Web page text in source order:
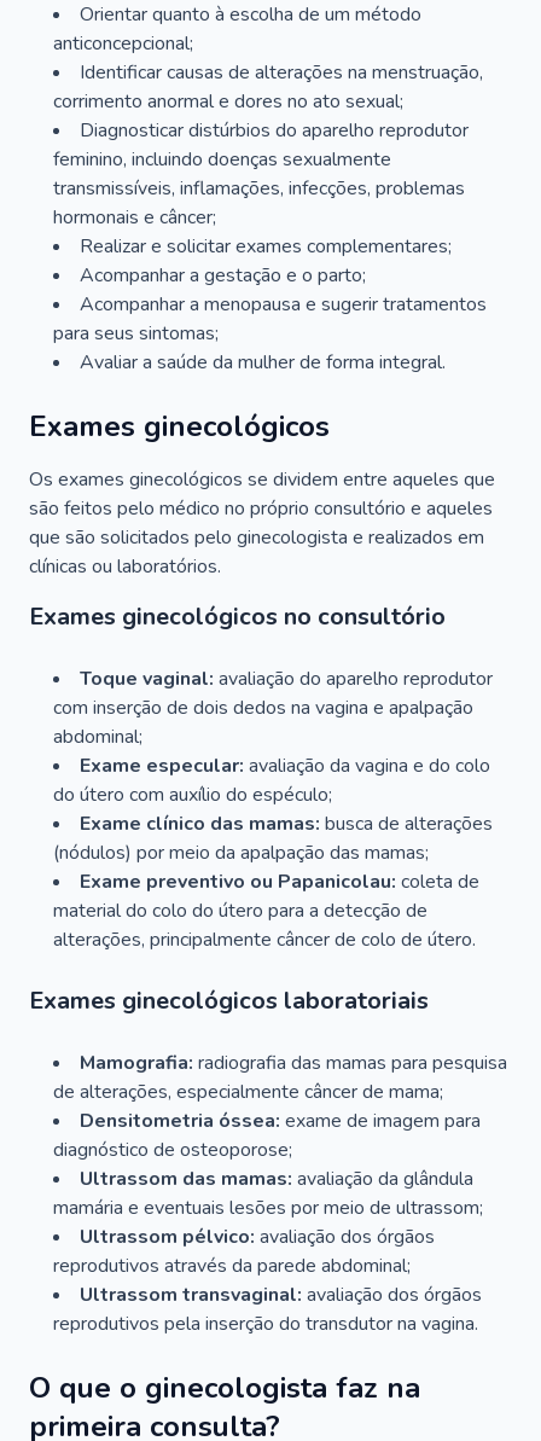
Orientar quanto à escolha de um método
anticoncepcional;
Identificar causas de alterações na menstruação,
corrimento anormal e dores no ato sexual;
Diagnosticar distúrbios do aparelho reprodutor
feminino, incluindo doenças sexualmente
transmissíveis, inflamações, infecções, problemas
hormonais e câncer;
Realizar e solicitar exames complementares;
Acompanhar a gestação e o parto;
Acompanhar a menopausa e sugerir tratamentos
para seus sintomas;
Avaliar a saúde da mulher de forma integral.
Exames ginecológicos
Os exames ginecológicos se dividem entre aqueles que
são feitos pelo médico no próprio consultório e aqueles
que são solicitados pelo ginecologista e realizados em
clínicas ou laboratórios.
Exames ginecológicos no consultório
Toque vaginal: avaliação do aparelho reprodutor
com inserção de dois dedos na vagina e apalpação
abdominal;
Exame especular: avaliação da vagina e do colo
do útero com auxílio do espéculo;
Exame clínico das mamas: busca de alterações
(nódulos) por meio da apalpação das mamas;
Exame preventivo ou Papanicolau: coleta de
material do colo do útero para a detecção de
alterações, principalmente câncer de colo de útero.
Exames ginecológicos laboratoriais
Mamografia: radiografia das mamas para pesquisa
de alterações, especialmente câncer de mama;
Densitometria óssea: exame de imagem para
diagnóstico de osteoporose;
Ultrassom das mamas: avaliação da glândula
mamária e eventuais lesões por meio de ultrassom;
Ultrassom pélvico: avaliação dos órgãos
reprodutivos através da parede abdominal;
Ultrassom transvaginal: avaliação dos órgãos
reprodutivos pela inserção do transdutor na vagina.
O que o ginecologista faz na
primeira consulta?